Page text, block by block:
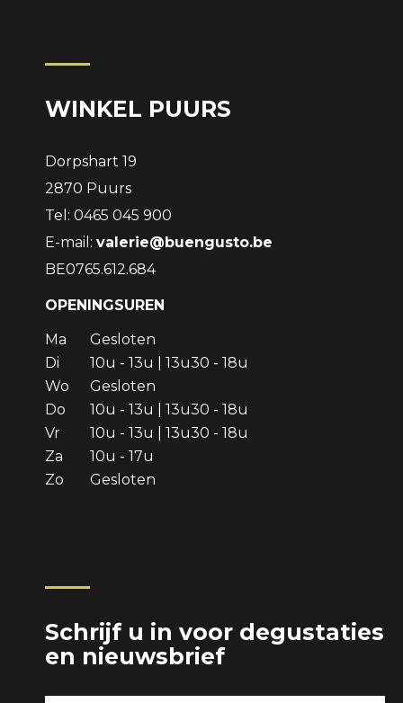
WINKEL PUURS
Dorpshart 19
2870 Puurs
Tel: 0465 045 900
E-mail: valerie@buengusto.be
BE0765.612.684
OPENINGSUREN
Ma
Gesloten
Di
10u - 13u | 13u30 - 18u
Wo
Gesloten
Do
10u - 13u | 13u30 - 18u
Vr
10u - 13u | 13u30 - 18u
Za
10u - 17u
Zo
Gesloten
Schrijf u in voor degustaties
en nieuwsbrief